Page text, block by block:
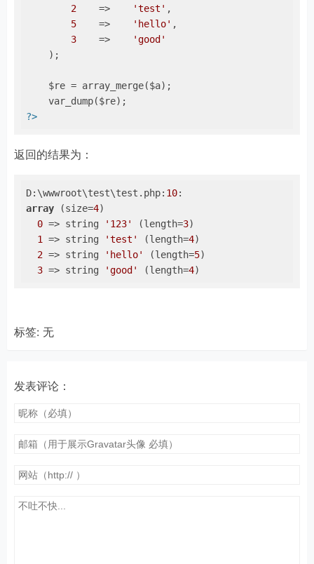
2
    =>
'test' ,
5
    =>
'hello' ,
3
    =>
'good'
    );
    $re = array_merge($a);
?>
返回的结果为：
D:\wwwroot\test\test.php: 10
array (size=4)
0 => string '123' (length=3)
1
=> string 'test' (length=4)
2 => string 'hello' (length=5)
3 => string 'good' (length=4)
标签: 无
发表评论：